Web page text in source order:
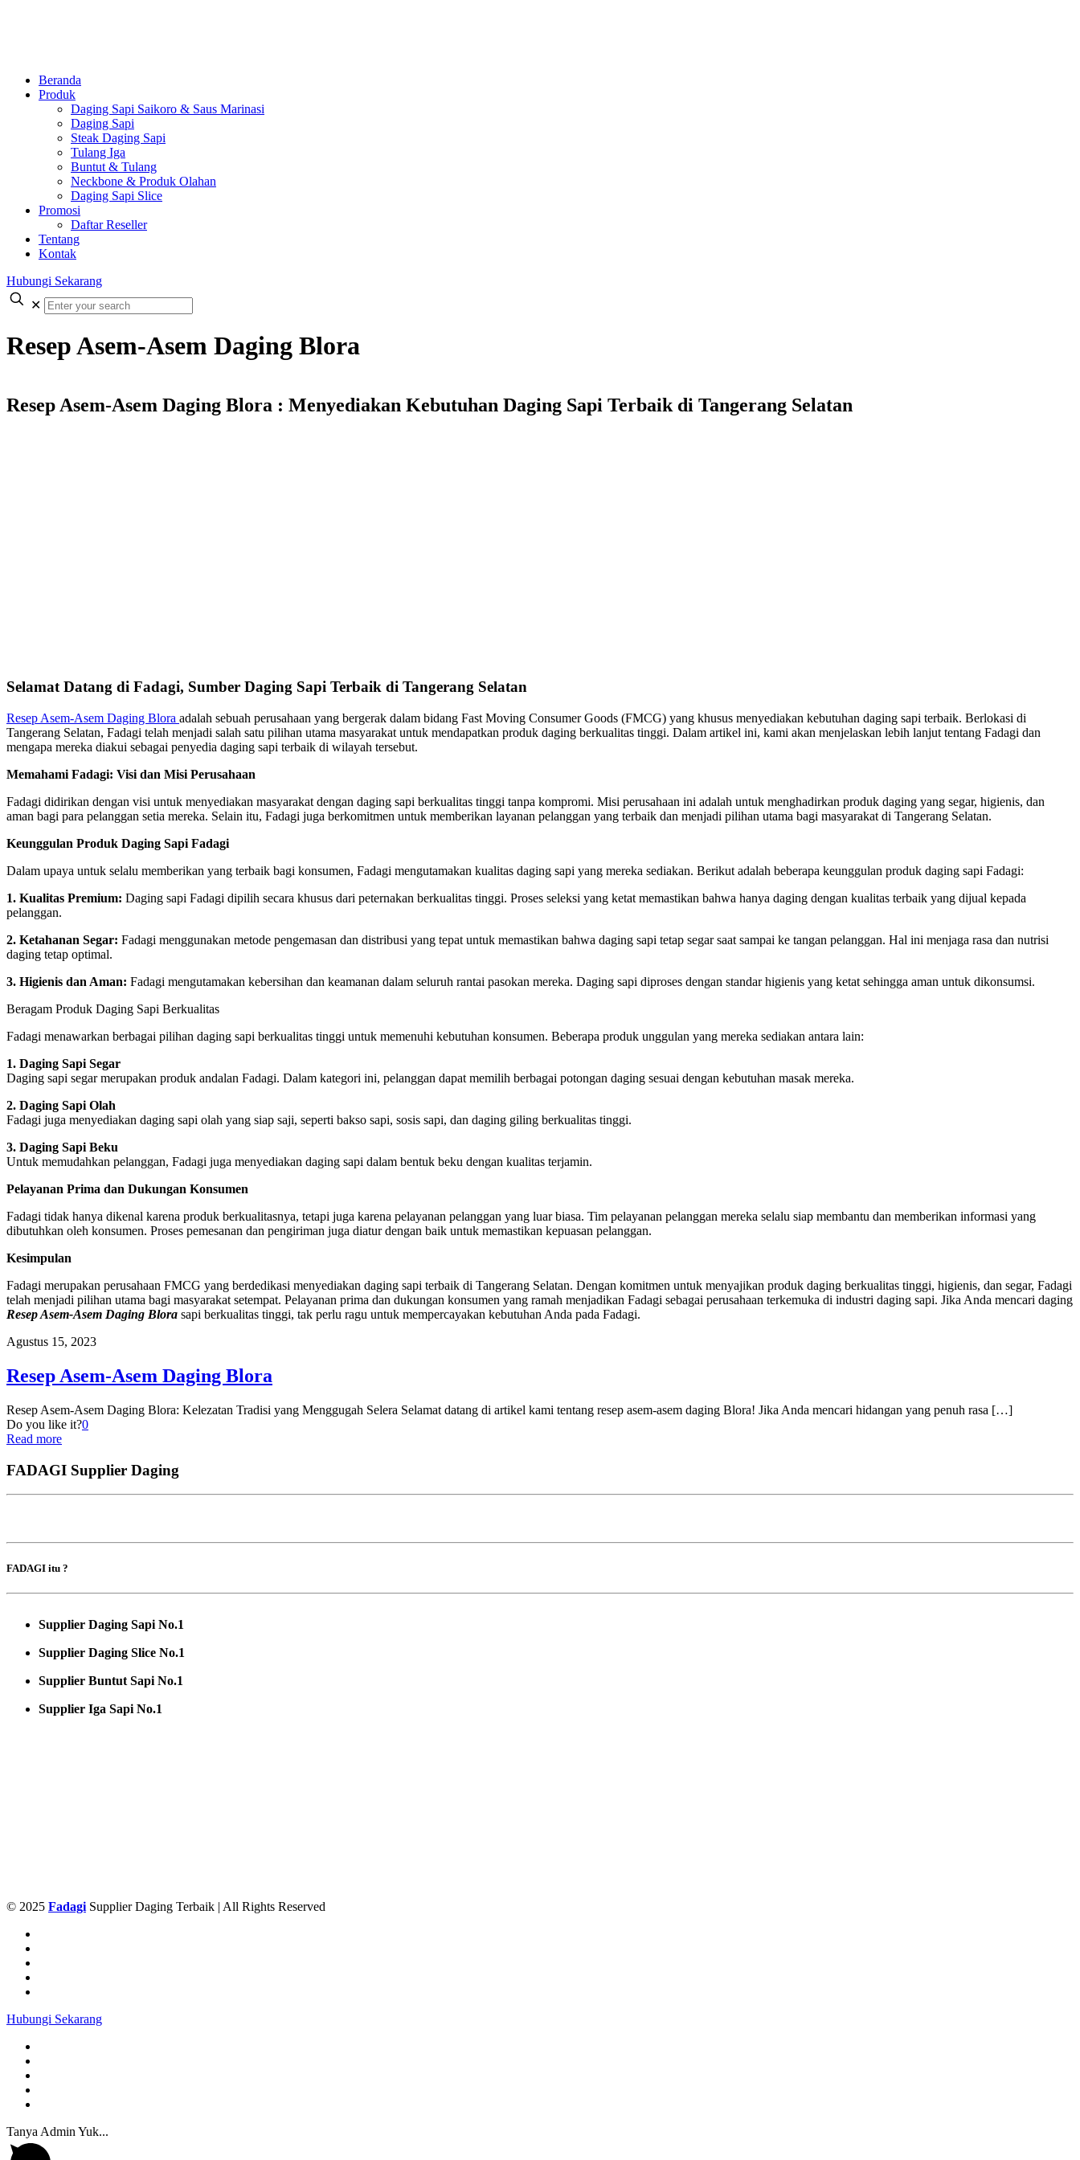
Beranda
Produk
Daging Sapi Saikoro & Saus Marinasi
Daging Sapi
Steak Daging Sapi
Tulang Iga
Buntut & Tulang
Neckbone & Produk Olahan
Daging Sapi Slice
Promosi
Daftar Reseller
Tentang
Kontak
Hubungi Sekarang
✕
Resep Asem-Asem Daging Blora
Resep Asem-Asem Daging Blora : Menyediakan Kebutuhan Daging Sapi Terbaik di Tangerang Selatan
Selamat Datang di Fadagi, Sumber Daging Sapi Terbaik di Tangerang Selatan
Resep Asem-Asem Daging Blora adalah sebuah perusahaan yang bergerak dalam bidang Fast Moving Consumer Goods (FMCG) yang khusus menyediakan kebutuhan daging sapi terbaik. Berlokasi di
Tangerang Selatan, Fadagi telah menjadi salah satu pilihan utama masyarakat untuk mendapatkan produk daging berkualitas tinggi. Dalam artikel ini, kami akan menjelaskan lebih lanjut tentang Fadagi dan
mengapa mereka diakui sebagai penyedia daging sapi terbaik di wilayah tersebut.
Memahami Fadagi: Visi dan Misi Perusahaan
Fadagi didirikan dengan visi untuk menyediakan masyarakat dengan daging sapi berkualitas tinggi tanpa kompromi. Misi perusahaan ini adalah untuk menghadirkan produk daging yang segar, higienis, dan
aman bagi para pelanggan setia mereka. Selain itu, Fadagi juga berkomitmen untuk memberikan layanan pelanggan yang terbaik dan menjadi pilihan utama bagi masyarakat di Tangerang Selatan.
Keunggulan Produk Daging Sapi Fadagi
Dalam upaya untuk selalu memberikan yang terbaik bagi konsumen, Fadagi mengutamakan kualitas daging sapi yang mereka sediakan. Berikut adalah beberapa keunggulan produk daging sapi Fadagi:
1. Kualitas Premium: Daging sapi Fadagi dipilih secara khusus dari peternakan berkualitas tinggi. Proses seleksi yang ketat memastikan bahwa hanya daging dengan kualitas terbaik yang dijual kepada
pelanggan.
2. Ketahanan Segar: Fadagi menggunakan metode pengemasan dan distribusi yang tepat untuk memastikan bahwa daging sapi tetap segar saat sampai ke tangan pelanggan. Hal ini menjaga rasa dan nutrisi
daging tetap optimal.
3. Higienis dan Aman: Fadagi mengutamakan kebersihan dan keamanan dalam seluruh rantai pasokan mereka. Daging sapi diproses dengan standar higienis yang ketat sehingga aman untuk dikonsumsi.
Beragam Produk Daging Sapi Berkualitas
Fadagi menawarkan berbagai pilihan daging sapi berkualitas tinggi untuk memenuhi kebutuhan konsumen. Beberapa produk unggulan yang mereka sediakan antara lain:
1. Daging Sapi Segar
Daging sapi segar merupakan produk andalan Fadagi. Dalam kategori ini, pelanggan dapat memilih berbagai potongan daging sesuai dengan kebutuhan masak mereka.
2. Daging Sapi Olah
Fadagi juga menyediakan daging sapi olah yang siap saji, seperti bakso sapi, sosis sapi, dan daging giling berkualitas tinggi.
3. Daging Sapi Beku
Untuk memudahkan pelanggan, Fadagi juga menyediakan daging sapi dalam bentuk beku dengan kualitas terjamin.
Pelayanan Prima dan Dukungan Konsumen
Fadagi tidak hanya dikenal karena produk berkualitasnya, tetapi juga karena pelayanan pelanggan yang luar biasa. Tim pelayanan pelanggan mereka selalu siap membantu dan memberikan informasi yang
dibutuhkan oleh konsumen. Proses pemesanan dan pengiriman juga diatur dengan baik untuk memastikan kepuasan pelanggan.
Kesimpulan
Fadagi merupakan perusahaan FMCG yang berdedikasi menyediakan daging sapi terbaik di Tangerang Selatan. Dengan komitmen untuk menyajikan produk daging berkualitas tinggi, higienis, dan segar, Fadagi
telah menjadi pilihan utama bagi masyarakat setempat. Pelayanan prima dan dukungan konsumen yang ramah menjadikan Fadagi sebagai perusahaan terkemuka di industri daging sapi. Jika Anda mencari daging
Resep Asem-Asem Daging Blora sapi berkualitas tinggi, tak perlu ragu untuk mempercayakan kebutuhan Anda pada Fadagi.
Agustus 15, 2023
Resep Asem-Asem Daging Blora
Resep Asem-Asem Daging Blora: Kelezatan Tradisi yang Menggugah Selera Selamat datang di artikel kami tentang resep asem-asem daging Blora! Jika Anda mencari hidangan yang penuh rasa […]
Do you like it?0
Read more
FADAGI Supplier Daging
FADAGI itu ?
Supplier Daging Sapi No.1
Supplier Daging Slice No.1
Supplier Buntut Sapi No.1
Supplier Iga Sapi No.1
© 2025 Fadagi Supplier Daging Terbaik | All Rights Reserved
Hubungi Sekarang
Tanya Admin Yuk...